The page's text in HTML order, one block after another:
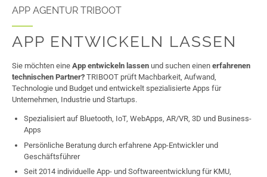
APP AGENTUR TRIBOOT
APP ENTWICKELN LASSEN
Sie möchten eine App entwickeln lassen und suchen einen erfahrenen
technischen Partner? TRIBOOT prüft Machbarkeit, Aufwand,
Technologie und Budget und entwickelt spezialisierte Apps für
Unternehmen, Industrie und Startups.
Spezialisiert auf Bluetooth, IoT, WebApps, AR/VR, 3D und Business-
Apps
Persönliche Beratung durch erfahrene App-Entwickler und
Geschäftsführer
Seit 2014 individuelle App- und Softwareentwicklung für KMU,